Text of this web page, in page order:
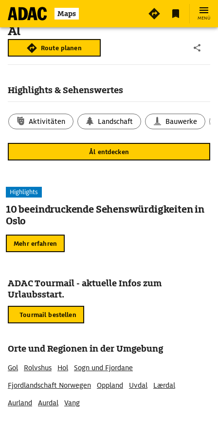
Maps MENÜ
Ål
Route planen
Highlights & Sehenswertes
Aktivitäten Landschaft Bauwerke
Ål entdecken
Highlights
10 beeindruckende Sehenswürdigkeiten in
Oslo
Mehr erfahren
ADAC Tourmail - aktuelle Infos zum
Urlaubsstart.
Tourmail bestellen
Orte und Regionen in der Umgebung
Gol Rolvshus Hol
Sogn und Fjordane
Fjordlandschaft Norwegen
Oppland Uvdal
Lærdal
Aurland
Aurdal Vang